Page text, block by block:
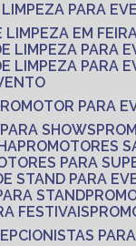
LIMPEZA PARA
LIMPEZA EM
LIMPEZA PARA
LIMPEZA PARA
PROMOTOR PARA
PARA SHOWS
PROMOTORES
PARA
STAND PARA
STAND
FESTIVAIS